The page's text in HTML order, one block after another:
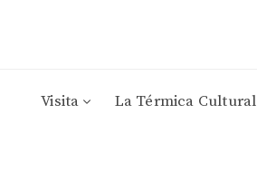
Visita La Térmica Cultural